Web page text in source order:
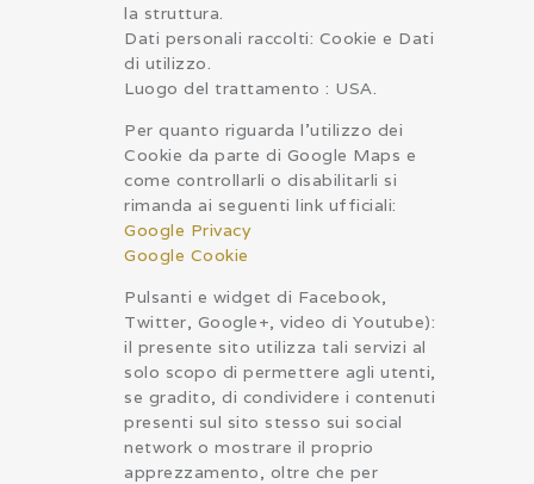
la struttura.
Dati personali raccolti: Cookie e Dati
di utilizzo.
Luogo del trattamento : USA.
Per quanto riguarda l’utilizzo dei
Cookie da parte di Google Maps e
come controllarli o disabilitarli si
rimanda ai seguenti link ufficiali:
Google Privacy
Google Cookie
Pulsanti e widget di Facebook,
Twitter, Google+, video di Youtube):
il presente sito utilizza tali servizi al
solo scopo di permettere agli utenti,
se gradito, di condividere i contenuti
presenti sul sito stesso sui social
network o mostrare il proprio
apprezzamento, oltre che per